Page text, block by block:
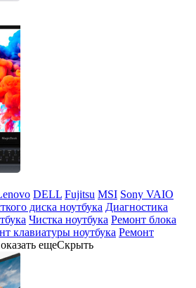
DELL Fujitsu MSI Sony VAIO
диска ноутбука Диагностика
Чистка ноутбука Ремонт блока
клавиатуры ноутбука Ремонт
ещеСкрыть